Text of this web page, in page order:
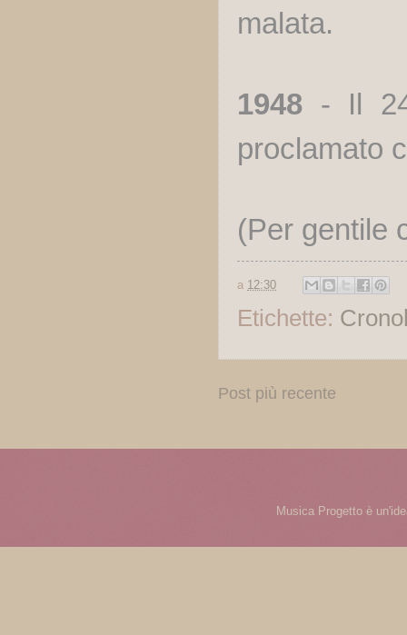
malata.
1948 - Il
proclamato
(Per gentile
a 12:30
Etichette:
Post più recente
Musica Progetto è